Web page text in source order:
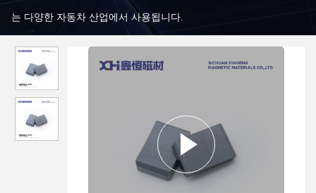
는 다양한 자동차 산업에서 사용됩니다.